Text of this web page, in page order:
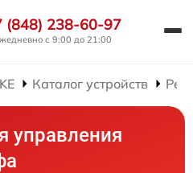
(848) 238-60-97
с 9:00 до 21:00
Каталог устройств
управления